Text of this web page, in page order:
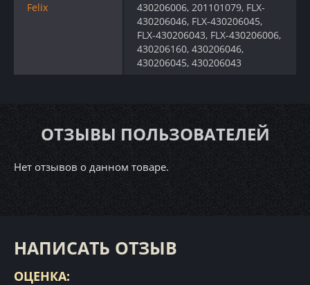
Felix
430206006, 201101079, FLX-
430206046, FLX-430206045,
FLX-430206043, FLX-430206006,
430206160, 430206046,
430206045, 430206043
ОТЗЫВЫ ПОЛЬЗОВАТЕЛЕЙ
Нет отзывов о данном товаре.
НАПИСАТЬ ОТЗЫВ
ОЦЕНКА: